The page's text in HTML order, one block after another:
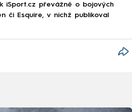
iSport.cz převážně o bojových
či Esquire, v nichž publikoval